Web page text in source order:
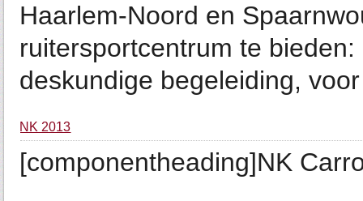
Haarlem-Noord en
ruitersportcentrum te
deskundige begeleiding,
NK 2013
[componentheading]NK